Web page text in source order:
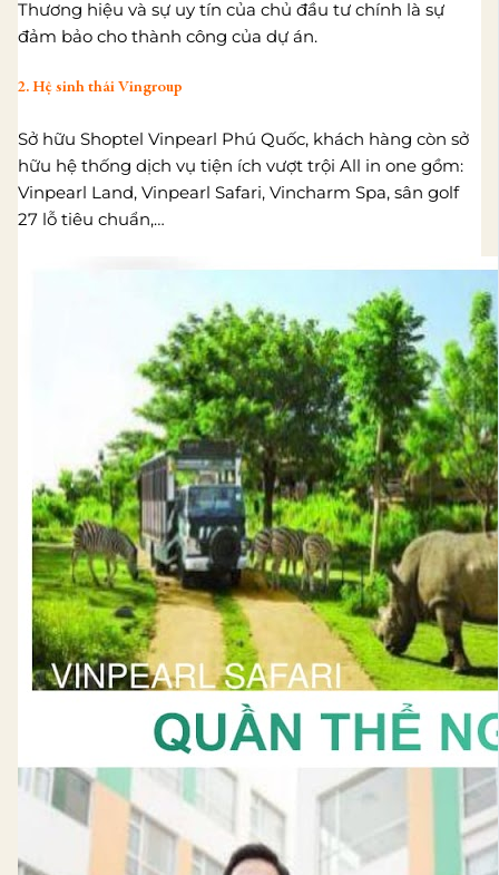
Thương hiệu và sự uy tín của chủ đầu tư chính là sự
đảm bảo cho thành công của dự án.
2. Hệ sinh thái Vingroup
Sở hữu Shoptel Vinpearl Phú Quốc, khách hàng còn sở
hữu hệ thống dịch vụ tiện ích vượt trội All in one gồm:
Vinpearl Land, Vinpearl Safari, Vincharm Spa, sân golf
27 lỗ tiêu chuẩn,…